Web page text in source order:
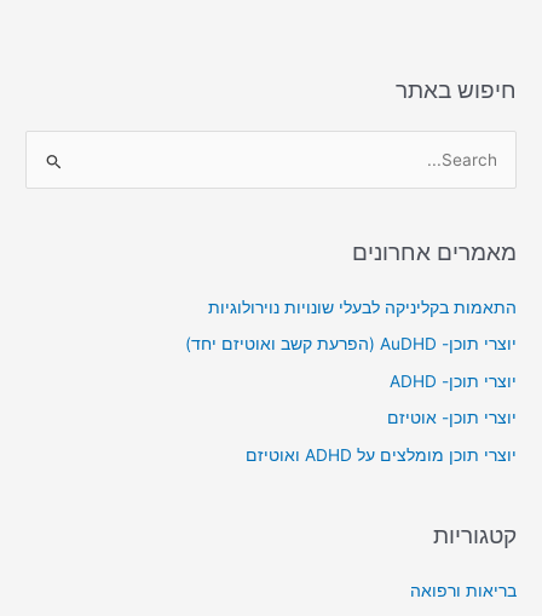
חיפוש באתר
r
o
r
:
מאמרים אחרונים
התאמות בקליניקה לבעלי שונויות נוירולוגיות
יוצרי תוכן- AuDHD (הפרעת קשב ואוטיזם יחד)
יוצרי תוכן- ADHD
יוצרי תוכן- אוטיזם
יוצרי תוכן מומלצים על ADHD ואוטיזם
קטגוריות
בריאות ורפואה